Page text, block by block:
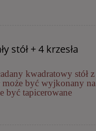
stół + 4 krzesła
kwadratowy stół z
może być wyjkonany na
być tapicerowane